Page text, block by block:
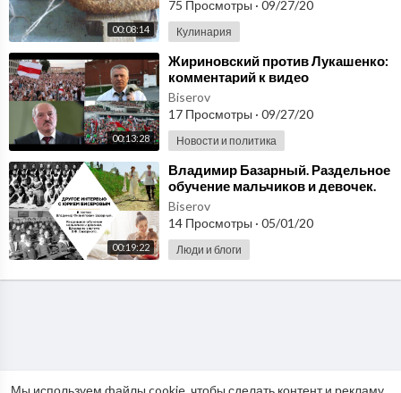
Мы используем файлы cookie, чтобы сделать контент и рекламу
00:08:14
75 Просмотры · 09/27/20
Кулинария
00:13:28
⁣Жириновский против Лукашенко:
комментарий к видео
Жириновского у посольства
Беларуси после выборов
Biserov
17 Просмотры · 09/27/20
Новости и политика
00:19:22
⁣Владимир Базарный. Раздельное
обучение мальчиков и девочек.
Школы по системе В.Ф. Базарного
Biserov
14 Просмотры · 05/01/20
Люди и блоги